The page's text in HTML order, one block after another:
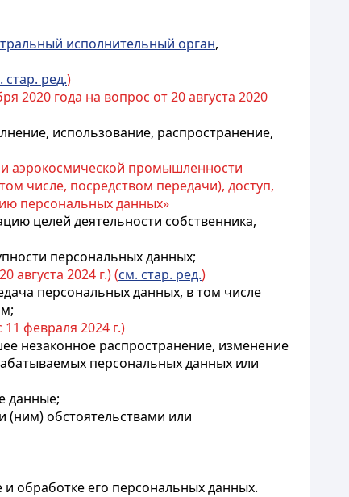
исполнительный орган,
стар. ред.)
года на вопрос от 20 августа 2020
использование, распространение,
аэрокосмической промышленности
числе, посредством передачи), доступ,
персональных данных»
целей деятельности собственника,
персональных данных;
августа 2024 г.) (см. стар. ред.)
персональных данных, в том числе
февраля 2024 г.)
незаконное распространение, изменение
персональных данных или
данные;
(ним) обстоятельствами или
обработке его персональных данных.